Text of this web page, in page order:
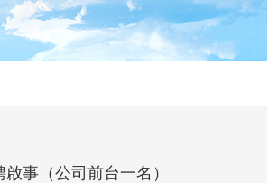
啟事（公司前台一名）